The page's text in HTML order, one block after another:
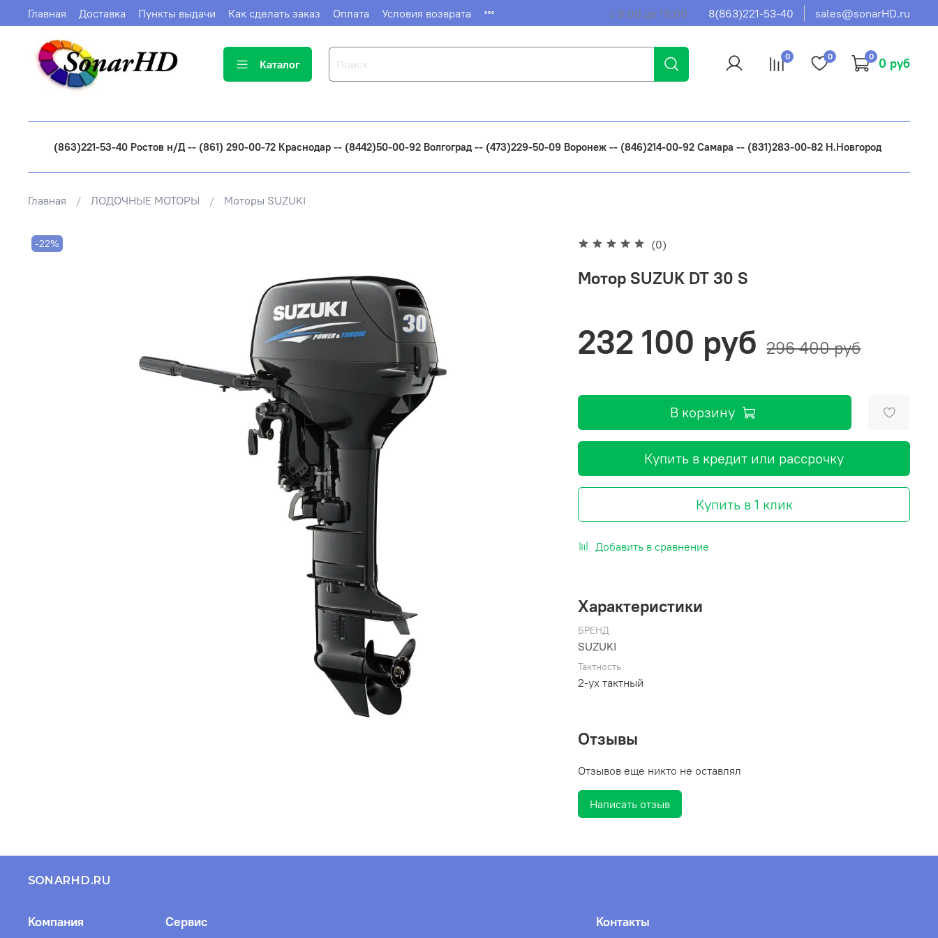
Главная Доставка Пункты выдачи Как сделать заказ Оплата Условия возврата с 9:00 до 19:00 8(863)221-53-40 sales@sonarHD.ru
Каталог
0 0 0 0 руб
(863)221-53-40 Ростов н/Д -- (861) 290-00-72 Краснодар -- (8442)50-00-92 Волгоград -- (473)229-50-09 Воронеж -- (846)214-00-92 Самара -- (831)283-00-82 Н.Новгород
Главная ЛОДОЧНЫЕ МОТОРЫ Моторы SUZUKI
-22% (0)
Мотор SUZUK DT 30 S
232 100 руб 296 400 руб
В корзину
Купить в кредит или рассрочку
Купить в 1 клик
Добавить в сравнение
Характеристики
БРЕНД
SUZUKI
Тактность
2-ух тактный
Отзывы
Отзывов еще никто не оставлял
Написать отзыв
SONARHD.RU
Компания Сервис Контакты